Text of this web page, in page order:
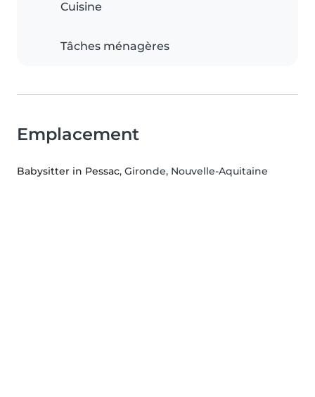
Cuisine
Tâches ménagères
Emplacement
Babysitter in Pessac, Gironde, Nouvelle-Aquitaine